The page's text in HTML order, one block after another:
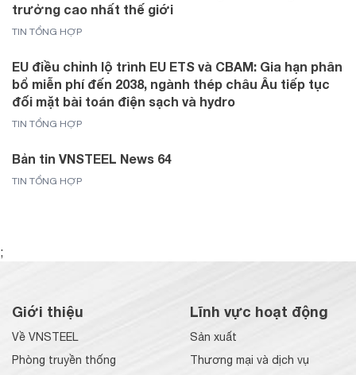
trưởng cao nhất thế giới
TIN TỔNG HỢP
EU điều chỉnh lộ trình EU ETS và CBAM: Gia hạn phân
bổ miễn phí đến 2038, ngành thép châu Âu tiếp tục
đối mặt bài toán điện sạch và hydro
TIN TỔNG HỢP
Bản tin VNSTEEL News 64
TIN TỔNG HỢP
;
Giới thiệu
Về VNSTEEL
Phòng truyền thống
Lĩnh vực hoạt động
Sản xuất
Thương mại và dịch vụ